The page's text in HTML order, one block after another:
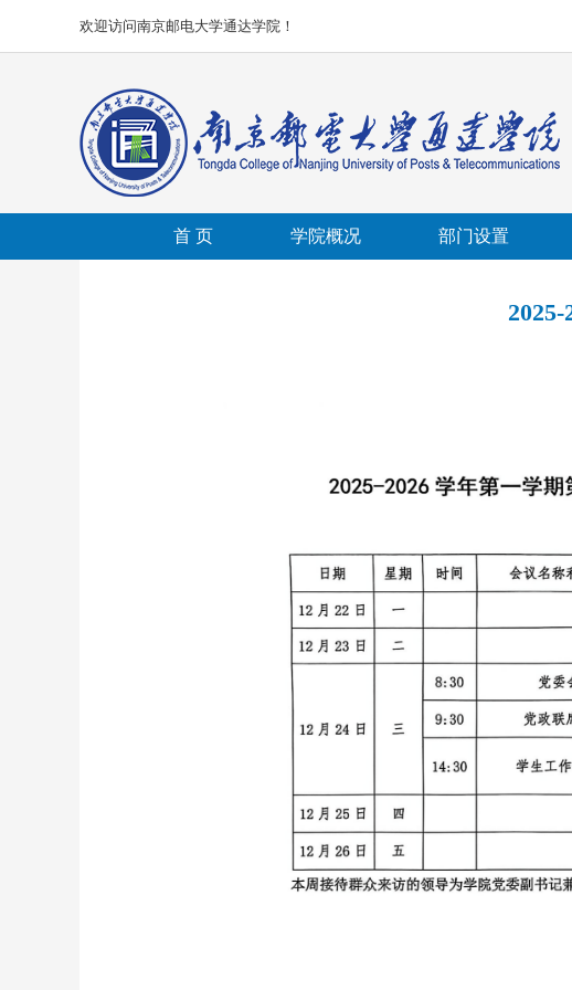
欢迎访问南京邮电大学通达学院！
首 页 学院概况 部门设置